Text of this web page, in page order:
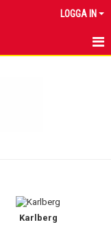
LOGGA IN
Karlberg